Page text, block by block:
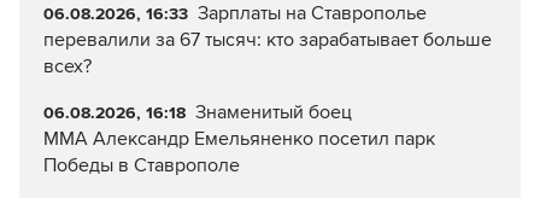
06.08.2026, 16:33 Зарплаты на Ставрополье
перевалили за 67 тысяч: кто зарабатывает больше
всех?
06.08.2026, 16:18 Знаменитый боец
ММА Александр Емельяненко посетил парк
Победы в Ставрополе